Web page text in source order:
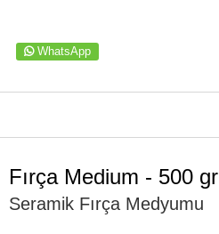
WhatsApp
Fırça Medium - 500 gr
Seramik Fırça Medyumu